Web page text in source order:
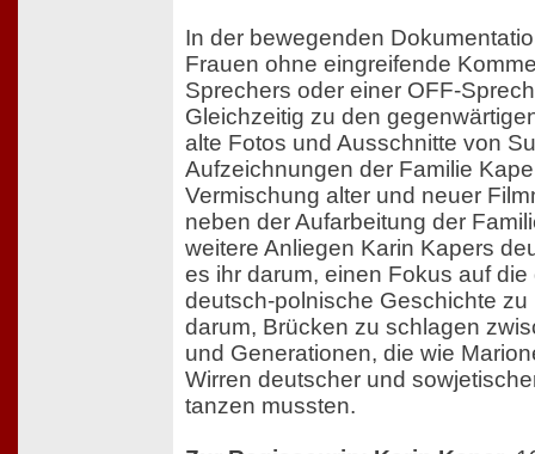
In der bewegenden
Frauen ohne eingreifende
Sprechers oder einer OFF-
Gleichzeitig zu den
alte Fotos und Ausschnitte von
Aufzeichnungen der Familie
Vermischung alter und neuer
neben der Aufarbeitung der
weitere Anliegen Karin Kapers
es ihr darum, einen Fokus auf
deutsch-polnische Geschichte
darum, Brücken zu schlagen
und Generationen, die wie
Wirren deutscher und
tanzen mussten.